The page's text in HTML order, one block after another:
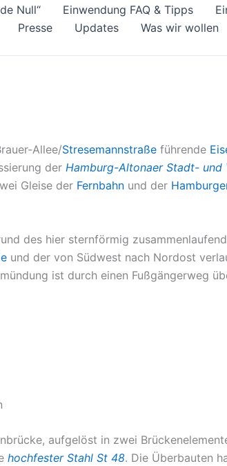
Null“ Einwendung FAQ & Tipps
Presse Updates Was wir wollen
Allee/Stresemannstraße führende
der Hamburg-Altonaer Stadt- und
Gleise der Fernbahn und der
des hier sternförmig
und der von Südwest nach Nordost
ist durch einen Fußgängerweg
aufgelöst in zwei
hochfester Stahl St 48. Die Überbauten